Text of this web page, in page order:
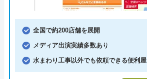
全国で約200店舗を展開
メディア出演実績多数あり
水まわり工事以外でも依頼できる便利屋